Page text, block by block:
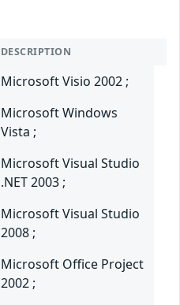
DESCRIPTION
Microsoft Visio 2002 ;
Microsoft Windows
Vista ;
Microsoft Visual Studio
.NET 2003 ;
Microsoft Visual Studio
2008 ;
Microsoft Office Project
2002 ;